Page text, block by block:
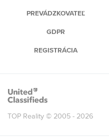
PREVÁDZKOVATEĽ
GDPR
REGISTRÁCIA
TOP Reality © 2005 - 2026